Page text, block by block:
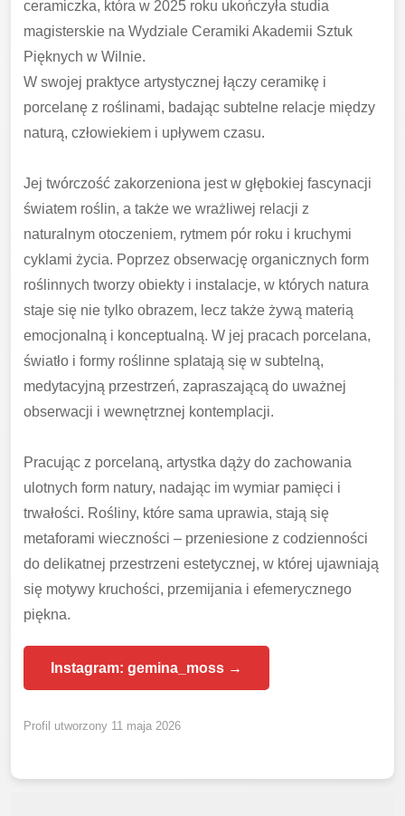
ceramiczka, która w 2025 roku ukończyła studia
magisterskie na Wydziale Ceramiki Akademii Sztuk
Pięknych w Wilnie.
W swojej praktyce artystycznej łączy ceramikę i
porcelanę z roślinami, badając subtelne relacje między
naturą, człowiekiem i upływem czasu.
Jej twórczość zakorzeniona jest w głębokiej fascynacji
światem roślin, a także we wrażliwej relacji z
naturalnym otoczeniem, rytmem pór roku i kruchymi
cyklami życia. Poprzez obserwację organicznych form
roślinnych tworzy obiekty i instalacje, w których natura
staje się nie tylko obrazem, lecz także żywą materią
emocjonalną i konceptualną. W jej pracach porcelana,
światło i formy roślinne splatają się w subtelną,
medytacyjną przestrzeń, zapraszającą do uważnej
obserwacji i wewnętrznej kontemplacji.
Pracując z porcelaną, artystka dąży do zachowania
ulotnych form natury, nadając im wymiar pamięci i
trwałości. Rośliny, które sama uprawia, stają się
metaforami wieczności – przeniesione z codzienności
do delikatnej przestrzeni estetycznej, w której ujawniają
się motywy kruchości, przemijania i efemerycznego
piękna.
Instagram: gemina_moss →
Profil utworzony 11 maja 2026